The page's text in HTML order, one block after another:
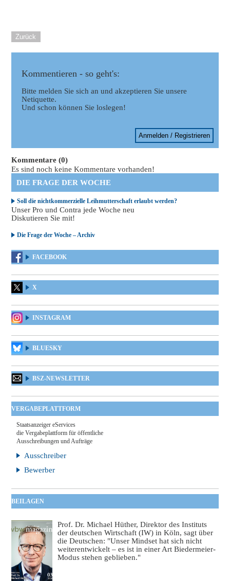
Zurück
Kommentieren - so geht's:
Bitte melden Sie sich an und akzeptieren Sie unsere
Netiquette.
Und schon können Sie loslegen!
Anmelden / Registrieren
Kommentare (0)
Es sind noch keine Kommentare vorhanden!
DIE FRAGE DER WOCHE
Soll die nichtkommerzielle Leihmutterschaft erlaubt werden?
Unser Pro und Contra jede Woche neu
Diskutieren Sie mit!
Die Frage der Woche – Archiv
FACEBOOK
X
INSTAGRAM
BLUESKY
BSZ-NEWSLETTER
VERGABEPLATTFORM
Staatsanzeiger eServices
die Vergabeplattform für öffentliche
Ausschreibungen und Aufträge
Ausschreiber
Bewerber
BEILAGEN
Prof. Dr. Michael Hüther, Direktor des Instituts
der deutschen Wirtschaft (IW) in Köln, sagt über
die Deutschen: "Unser Mindset hat sich nicht
weiterentwickelt – es ist in einer Art Biedermeier-
Modus stehen geblieben."